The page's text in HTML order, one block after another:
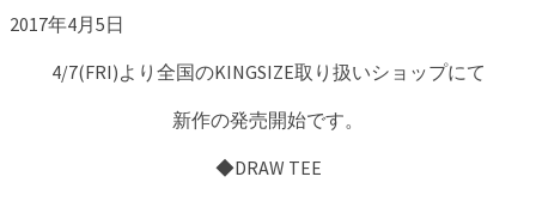
2017年4月5日
4/7(FRI)より全国のKINGSIZE取り扱いショップにて
新作の発売開始です。
◆DRAW TEE